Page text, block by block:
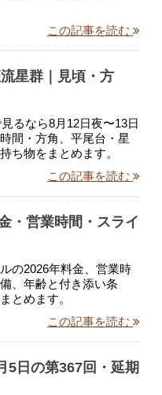
この記事を読む
星群｜見頃・方
るなら8月12日夜〜13日
間・方角、平尾台・星
ち物をまとめます。
この記事を読む
・営業時間・スライ
の2026年料金、営業時
、年齢と付き添い条
とめます。
この記事を読む
5日の第367回・延期